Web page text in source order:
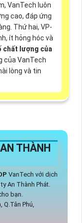
VanTech luôn
cao, đáp ứng
Thứ hai, VP-
ít hỏng hóc và
chất lượng của
của VanTech
lòng và tin
THÀNH
VanTech với dịch
An Thành Phát.
bạn.
Q.Tân Phú,